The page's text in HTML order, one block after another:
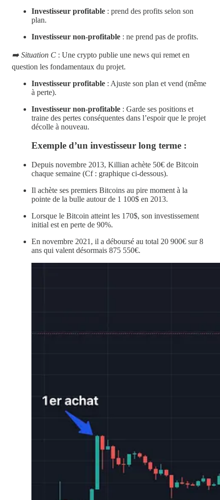
Investisseur profitable : prend des profits selon son
plan.
Investisseur non-profitable : ne prend pas de profits.
➡️ Situation C : Une crypto publie une news qui remet en
question les fondamentaux du projet.
Investisseur profitable : Ajuste son plan et vend (même
à perte).
Investisseur non-profitable : Garde ses positions et
traine des pertes conséquentes dans l’espoir que le projet
décolle à nouveau.
Exemple d’un investisseur long terme :
Depuis novembre 2013, Killian achète 50€ de Bitcoin
chaque semaine (Cf : graphique ci-dessous).
Il achète ses premiers Bitcoins au pire moment à la
pointe de la bulle autour de 1 100$ en 2013.
Lorsque le Bitcoin atteint les 170$, son investissement
initial est en perte de 90%.
En novembre 2021, il a déboursé au total 20 900€ sur 8
ans qui valent désormais 875 550€.